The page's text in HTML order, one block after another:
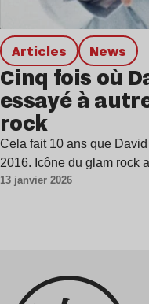
Articles news
Cinq fois où
essayé à
rock
Cela fait 10 ans que
2016. Icône du glam rock
13 janvier 2026